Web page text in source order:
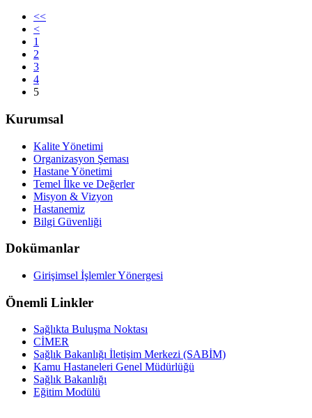
<<
<
1
2
3
4
5
Kurumsal
Kalite Yönetimi
Organizasyon Şeması
Hastane Yönetimi
Temel İlke ve Değerler
Misyon & Vizyon
Hastanemiz
Bilgi Güvenliği
Dokümanlar
Girişimsel İşlemler Yönergesi
Önemli Linkler
Sağlıkta Buluşma Noktası
CİMER
Sağlık Bakanlığı İletişim Merkezi (SABİM)
Kamu Hastaneleri Genel Müdürlüğü
Sağlık Bakanlığı
Eğitim Modülü